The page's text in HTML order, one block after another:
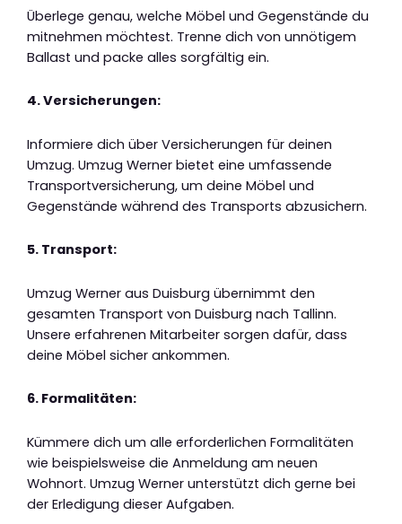
Überlege genau, welche Möbel und Gegenstände du
mitnehmen möchtest. Trenne dich von unnötigem
Ballast und packe alles sorgfältig ein.
4. Versicherungen:
Informiere dich über Versicherungen für deinen
Umzug. Umzug Werner bietet eine umfassende
Transportversicherung, um deine Möbel und
Gegenstände während des Transports abzusichern.
5. Transport:
Umzug Werner aus Duisburg übernimmt den
gesamten Transport von Duisburg nach Tallinn.
Unsere erfahrenen Mitarbeiter sorgen dafür, dass
deine Möbel sicher ankommen.
6. Formalitäten:
Kümmere dich um alle erforderlichen Formalitäten
wie beispielsweise die Anmeldung am neuen
Wohnort. Umzug Werner unterstützt dich gerne bei
der Erledigung dieser Aufgaben.